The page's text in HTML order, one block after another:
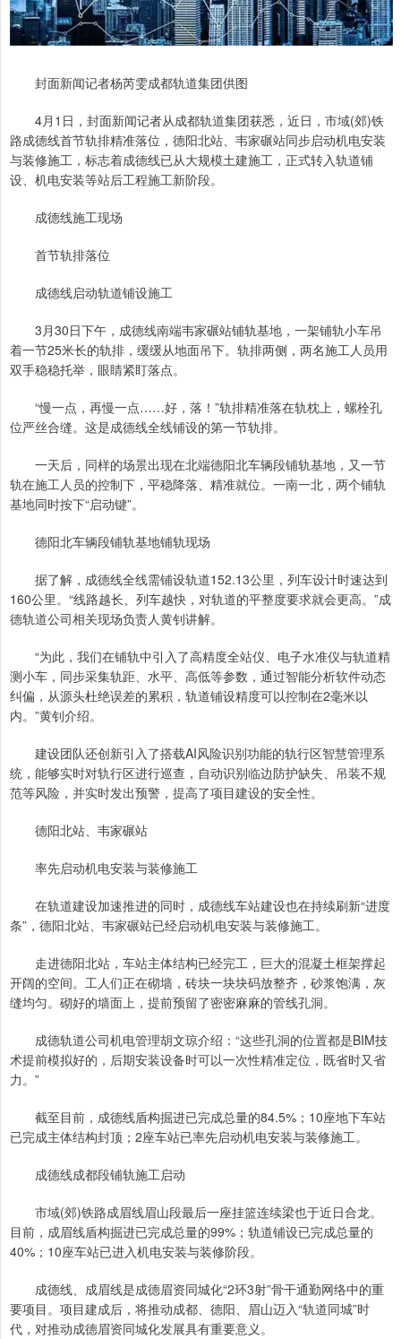
封面新闻记者杨芮雯成都轨道集团供图
4月1日，封面新闻记者从成都轨道集团获悉，近日，市域(郊)铁
路成德线首节轨排精准落位，德阳北站、韦家碾站同步启动机电安装
与装修施工，标志着成德线已从大规模土建施工，正式转入轨道铺
设、机电安装等站后工程施工新阶段。
成德线施工现场
首节轨排落位
成德线启动轨道铺设施工
3月30日下午，成德线南端韦家碾站铺轨基地，一架铺轨小车吊
着一节25米长的轨排，缓缓从地面吊下。轨排两侧，两名施工人员用
双手稳稳托举，眼睛紧盯落点。
“慢一点，再慢一点……好，落！”轨排精准落在轨枕上，螺栓孔
位严丝合缝。这是成德线全线铺设的第一节轨排。
一天后，同样的场景出现在北端德阳北车辆段铺轨基地，又一节
轨在施工人员的控制下，平稳降落、精准就位。一南一北，两个铺轨
基地同时按下“启动键”。
德阳北车辆段铺轨基地铺轨现场
据了解，成德线全线需铺设轨道152.13公里，列车设计时速达到
160公里。“线路越长、列车越快，对轨道的平整度要求就会更高。”成
德轨道公司相关现场负责人黄钊讲解。
“为此，我们在铺轨中引入了高精度全站仪、电子水准仪与轨道精
测小车，同步采集轨距、水平、高低等参数，通过智能分析软件动态
纠偏，从源头杜绝误差的累积，轨道铺设精度可以控制在2毫米以
内。”黄钊介绍。
建设团队还创新引入了搭载AI风险识别功能的轨行区智慧管理系
统，能够实时对轨行区进行巡查，自动识别临边防护缺失、吊装不规
范等风险，并实时发出预警，提高了项目建设的安全性。
德阳北站、韦家碾站
率先启动机电安装与装修施工
在轨道建设加速推进的同时，成德线车站建设也在持续刷新“进度
条”，德阳北站、韦家碾站已经启动机电安装与装修施工。
走进德阳北站，车站主体结构已经完工，巨大的混凝土框架撑起
开阔的空间。工人们正在砌墙，砖块一块块码放整齐，砂浆饱满，灰
缝均匀。砌好的墙面上，提前预留了密密麻麻的管线孔洞。
成德轨道公司机电管理胡文琼介绍：“这些孔洞的位置都是BIM技
术提前模拟好的，后期安装设备时可以一次性精准定位，既省时又省
力。”
截至目前，成德线盾构掘进已完成总量的84.5%；10座地下车站
已完成主体结构封顶；2座车站已率先启动机电安装与装修施工。
成德线成都段铺轨施工启动
市域(郊)铁路成眉线眉山段最后一座挂篮连续梁也于近日合龙。
目前，成眉线盾构掘进已完成总量的99%；轨道铺设已完成总量的
40%；10座车站已进入机电安装与装修阶段。
成德线、成眉线是成德眉资同城化“2环3射”骨干通勤网络中的重
要项目。项目建成后，将推动成都、德阳、眉山迈入“轨道同城”时
代，对推动成德眉资同城化发展具有重要意义。